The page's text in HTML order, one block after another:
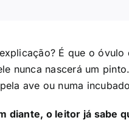
É que o
nunca nascerá um
ave ou numa
diante, o leitor já sabe